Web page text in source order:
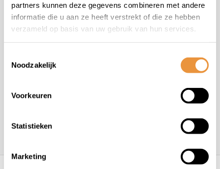
partners kunnen deze gegevens combineren met andere
informatie die u aan ze heeft verstrekt of die ze hebben
verzameld op basis van uw gebruik van hun services.
Noodzakelijk
Voorkeuren
Statistieken
Marketing
+31 78 780 2330
info@artsloten.nl